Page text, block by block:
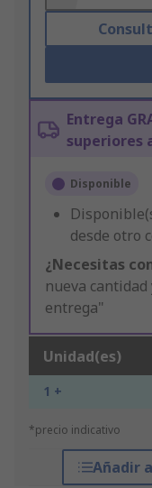
Entrega
superiores
Disponible
desde otro
¿Necesitas
nueva
entrega"
Unidad(es)
1 +
*precio indicativo
Añadir